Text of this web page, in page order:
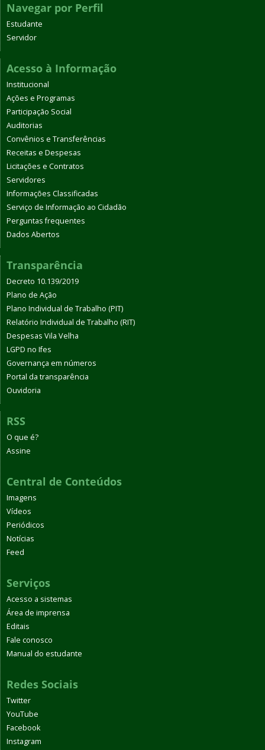
Navegar por Perfil
Estudante
Servidor
Acesso à Informação
Institucional
Ações e Programas
Participação Social
Auditorias
Convênios e Transferências
Receitas e Despesas
Licitações e Contratos
Servidores
Informações Classificadas
Serviço de Informação ao Cidadão
Perguntas frequentes
Dados Abertos
Transparência
Decreto 10.139/2019
Plano de Ação
Plano Individual de Trabalho (PIT)
Relatório Individual de Trabalho (RIT)
Despesas Vila Velha
LGPD no Ifes
Governança em números
Portal da transparência
Ouvidoria
RSS
O que é?
Assine
Central de Conteúdos
Imagens
Vídeos
Periódicos
Notícias
Feed
Serviços
Acesso a sistemas
Área de imprensa
Editais
Fale conosco
Manual do estudante
Redes Sociais
Twitter
YouTube
Facebook
Instagram